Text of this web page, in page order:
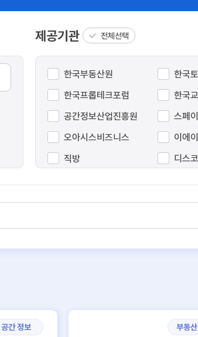
제공기관 전체선택
한국부동산원
한국
한국프롭테크포럼
한국
공간정보산업진흥원
스페
오아시스비즈니스
이에
직방
디스코
데이터웨이
알스
공간 정보 부동